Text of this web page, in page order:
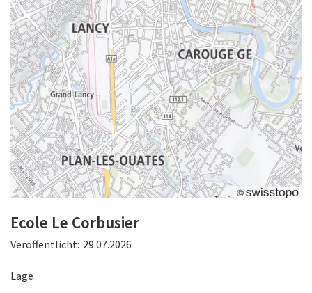
Ecole Le Corbusier
Veröffentlicht: 29.07.2026
Lage